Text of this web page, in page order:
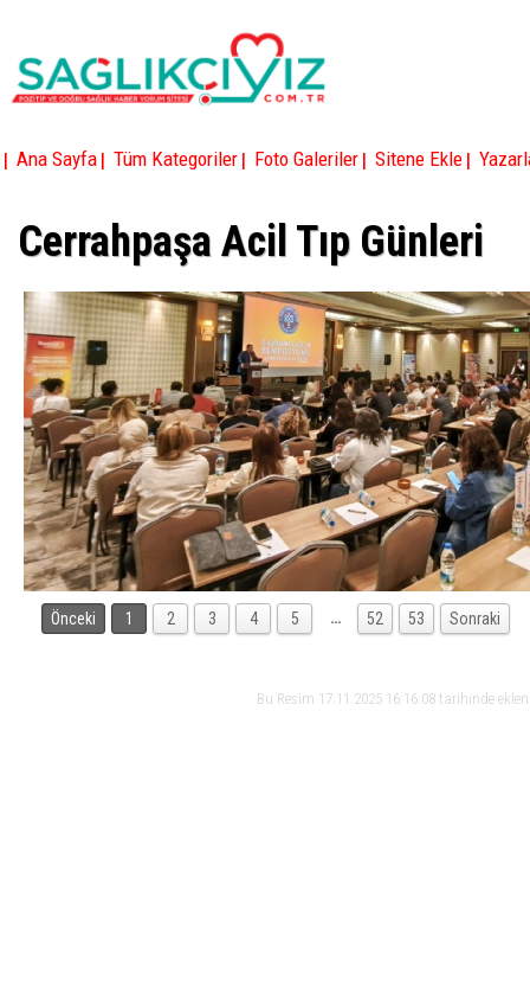
| Ana Sayfa | Tüm Kategoriler | Foto Galeriler | Sitene Ekle |
Cerrahpaşa Acil Tıp Günleri
Önceki 1 2 3 4 5 … 52 53 Sonraki
Bu Resim 17.11.2025 16:16:08 tarihinde